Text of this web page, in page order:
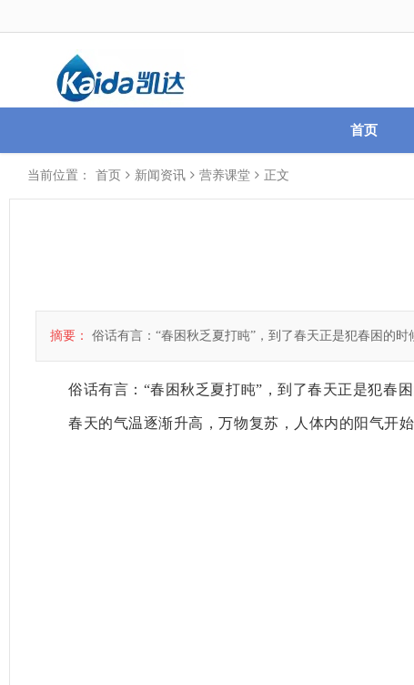
首页
当前位置： 首页 新闻资讯 营养课堂 正文
摘要： 俗话有言：“春困秋乏夏打盹”，到了春天正是犯春困的
俗话有言： “春困秋乏夏打盹”，到了春天正是犯春
春天的气温逐渐升高，万物复苏，人体内的阳气开